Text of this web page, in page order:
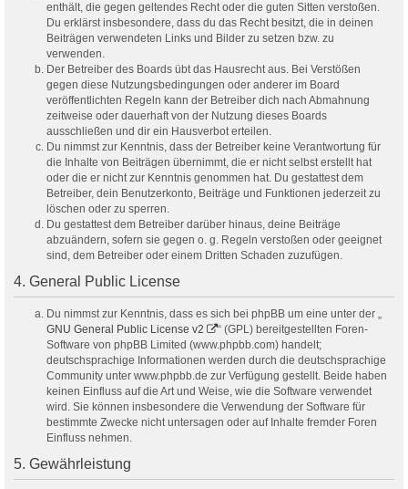
enthält, die gegen geltendes Recht oder die guten Sitten verstoßen.
Du erklärst insbesondere, dass du das Recht besitzt, die in deinen
Beiträgen verwendeten Links und Bilder zu setzen bzw. zu
verwenden.
Der Betreiber des Boards übt das Hausrecht aus. Bei Verstößen
gegen diese Nutzungsbedingungen oder anderer im Board
veröffentlichten Regeln kann der Betreiber dich nach Abmahnung
zeitweise oder dauerhaft von der Nutzung dieses Boards
ausschließen und dir ein Hausverbot erteilen.
Du nimmst zur Kenntnis, dass der Betreiber keine Verantwortung für
die Inhalte von Beiträgen übernimmt, die er nicht selbst erstellt hat
oder die er nicht zur Kenntnis genommen hat. Du gestattest dem
Betreiber, dein Benutzerkonto, Beiträge und Funktionen jederzeit zu
löschen oder zu sperren.
Du gestattest dem Betreiber darüber hinaus, deine Beiträge
abzuändern, sofern sie gegen o. g. Regeln verstoßen oder geeignet
sind, dem Betreiber oder einem Dritten Schaden zuzufügen.
4. General Public License
Du nimmst zur Kenntnis, dass es sich bei phpBB um eine unter der „
GNU General Public License v2
“ (GPL) bereitgestellten Foren-
Software von phpBB Limited (www.phpbb.com) handelt;
deutschsprachige Informationen werden durch die deutschsprachige
Community unter www.phpbb.de zur Verfügung gestellt. Beide haben
keinen Einfluss auf die Art und Weise, wie die Software verwendet
wird. Sie können insbesondere die Verwendung der Software für
bestimmte Zwecke nicht untersagen oder auf Inhalte fremder Foren
Einfluss nehmen.
5. Gewährleistung